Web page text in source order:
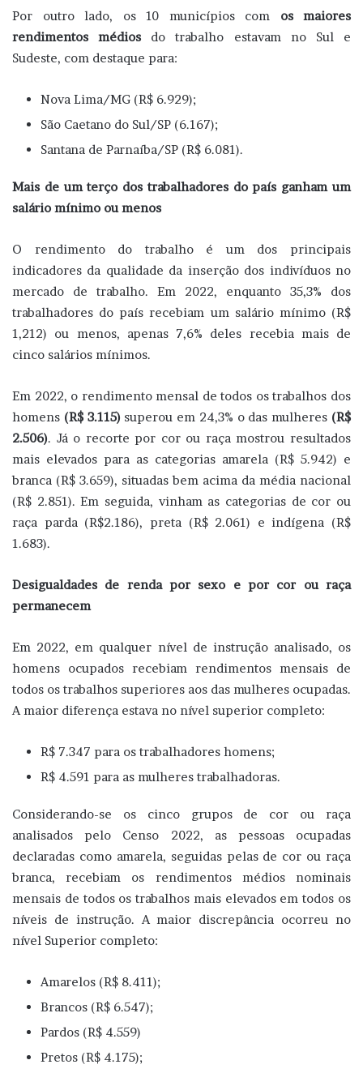
Por outro lado, os 10 municípios com os maiores
rendimentos médios do trabalho estavam no Sul e
Sudeste, com destaque para:
Nova Lima/MG (R$ 6.929);
São Caetano do Sul/SP (6.167);
Santana de Parnaíba/SP (R$ 6.081).
Mais de um terço dos trabalhadores do país ganham um
salário mínimo ou menos
O rendimento do trabalho é um dos principais
indicadores da qualidade da inserção dos indivíduos no
mercado de trabalho. Em 2022, enquanto 35,3% dos
trabalhadores do país recebiam um salário mínimo (R$
1,212) ou menos, apenas 7,6% deles recebia mais de
cinco salários mínimos.
Em 2022, o rendimento mensal de todos os trabalhos dos
homens (R$ 3.115) superou em 24,3% o das mulheres (R$
2.506). Já o recorte por cor ou raça mostrou resultados
mais elevados para as categorias amarela (R$ 5.942) e
branca (R$ 3.659), situadas bem acima da média nacional
(R$ 2.851). Em seguida, vinham as categorias de cor ou
raça parda (R$2.186), preta (R$ 2.061) e indígena (R$
1.683).
Desigualdades de renda por sexo e por cor ou raça
permanecem
Em 2022, em qualquer nível de instrução analisado, os
homens ocupados recebiam rendimentos mensais de
todos os trabalhos superiores aos das mulheres ocupadas.
A maior diferença estava no nível superior completo:
R$ 7.347 para os trabalhadores homens;
R$ 4.591 para as mulheres trabalhadoras.
Considerando-se os cinco grupos de cor ou raça
analisados pelo Censo 2022, as pessoas ocupadas
declaradas como amarela, seguidas pelas de cor ou raça
branca, recebiam os rendimentos médios nominais
mensais de todos os trabalhos mais elevados em todos os
níveis de instrução. A maior discrepância ocorreu no
nível Superior completo:
Amarelos (R$ 8.411);
Brancos (R$ 6.547);
Pardos (R$ 4.559)
Pretos (R$ 4.175);